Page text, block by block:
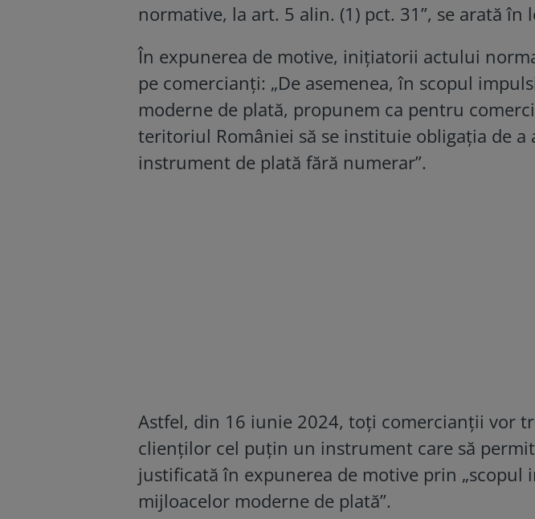
normative, la art. 5 alin. (1) pct. 31”, se arată în
În expunerea de motive, inițiatorii actului
pe comercianți: „De asemenea, în scopul
moderne de plată, propunem ca pentru
teritoriul României să se instituie obligația de a
instrument de plată fără numerar”.
Astfel, din 16 iunie 2024, toți comercianții vor
clienților cel puțin un instrument care să
justificată în expunerea de motive prin
mijloacelor moderne de plată”.